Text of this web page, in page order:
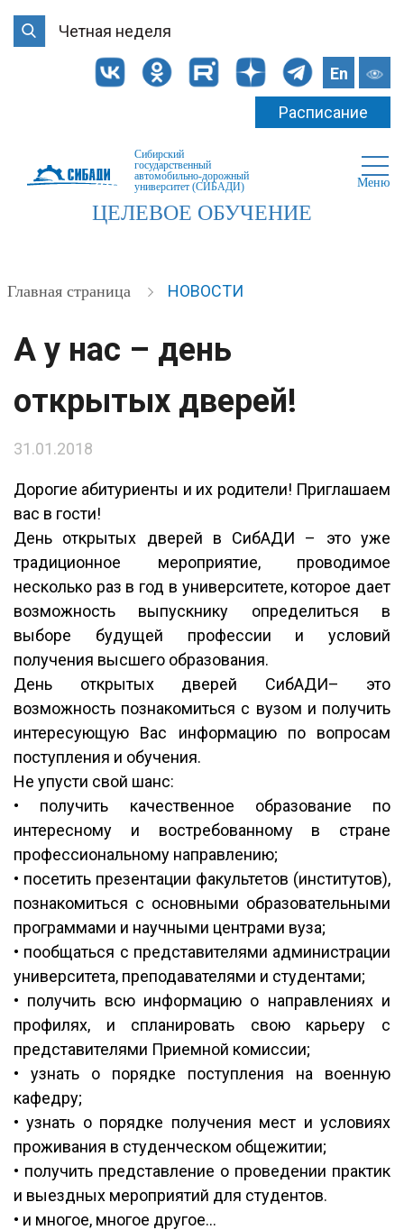
Четная неделя
En
Расписание
Сибирский
государственный
автомобильно-дорожный
университет (СИБАДИ)
Меню
ЦЕЛЕВОЕ ОБУЧЕНИЕ
Главная страница НОВОСТИ
А у нас – день
открытых дверей!
31.01.2018
Дорогие абитуриенты и их родители! Приглашаем
вас в гости!
День открытых дверей в СибАДИ – это уже
традиционное мероприятие, проводимое
несколько раз в год в университете, которое дает
возможность выпускнику определиться в
выборе будущей профессии и условий
получения высшего образования.
День открытых дверей СибАДИ– это
возможность познакомиться с вузом и получить
интересующую Вас информацию по вопросам
поступления и обучения.
Не упусти свой шанс:
• получить качественное образование по
интересному и востребованному в стране
профессиональному направлению;
• посетить презентации факультетов (институтов),
познакомиться с основными образовательными
программами и научными центрами вуза;
• пообщаться с представителями администрации
университета, преподавателями и студентами;
• получить всю информацию о направлениях и
профилях, и спланировать свою карьеру с
представителями Приемной комиссии;
• узнать о порядке поступления на военную
кафедру;
• узнать о порядке получения мест и условиях
проживания в студенческом общежитии;
• получить представление о проведении практик
и выездных мероприятий для студентов.
• и многое, многое другое…